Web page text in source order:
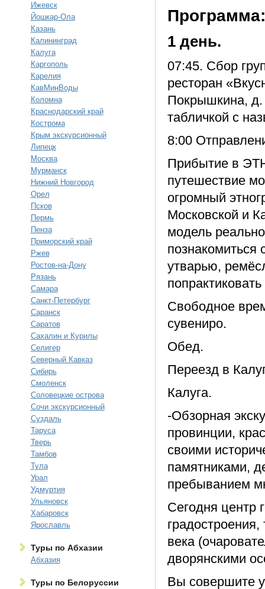
Ижевск
Йошкар-Ола
Казань
Калининград
Калуга
Каргополь
Карелия
КавМинВоды
Коломна
Краснодарский край
Кострома
Крым экскурсионный
Липецк
Москва
Мурманск
Нижний Новгород
Орел
Псков
Пермь
Пенза
Приморский край
Ржев
Ростов-на-Дону
Рязань
Самара
Санкт-Петербург
Саранск
Саратов
Сахалин и Курилы
Селигер
Северный Кавказ
Сибирь
Смоленск
Соловецкие острова
Сочи экскурсионный
Суздаль
Таруса
Тверь
Тамбов
Тула
Урал
Удмуртия
Ульяновск
Хабаровск
Ярославль
Туры по Абхазии
Абхазия
Туры по Белоруссии
Программа:
1 день.
07:45. Сбор
ресторан
Покрышкина, д.
табличкой с
8:00
Прибытие в
путешествие
огромный
Московской и
модель
утварью,
Свободное
сувениро.
Обед.
Переезд в
Калуга.
-Обзорная
провинции,
своими
памятниками,
пребыванием
Сегодня центр
градостроения,
века
дворянскими
Вы совершите